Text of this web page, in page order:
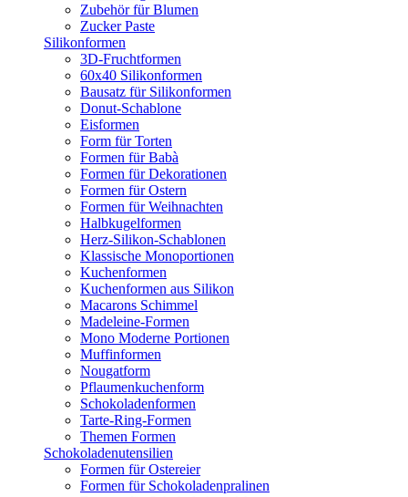
Zubehör für Blumen
Zucker Paste
Silikonformen
3D-Fruchtformen
60x40 Silikonformen
Bausatz für Silikonformen
Donut-Schablone
Eisformen
Form für Torten
Formen für Babà
Formen für Dekorationen
Formen für Ostern
Formen für Weihnachten
Halbkugelformen
Herz-Silikon-Schablonen
Klassische Monoportionen
Kuchenformen
Kuchenformen aus Silikon
Macarons Schimmel
Madeleine-Formen
Mono Moderne Portionen
Muffinformen
Nougatform
Pflaumenkuchenform
Schokoladenformen
Tarte-Ring-Formen
Themen Formen
Schokoladenutensilien
Formen für Ostereier
Formen für Schokoladenpralinen